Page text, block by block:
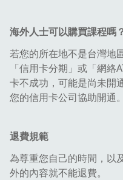
海外人士可以購買課程嗎
若您的所在地不是台灣地
「信用卡分期」或「網
卡不成功，可能是尚未開
您的信用卡公司協助開通。
退費規範
為尊重您自己的時間，以
外的內容就不能退費。